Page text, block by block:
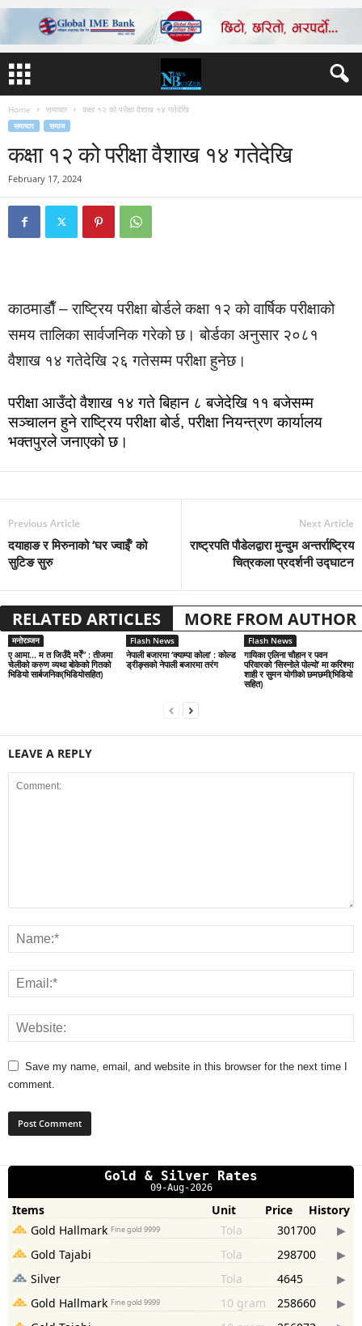
Home समाचार कक्षा १२ को परीक्षा वैशाख १४ गतेदेखि
समाचार समाज
कक्षा १२ को परीक्षा वैशाख १४ गतेदेखि
February 17, 2024
काठमाडाैँ – राष्ट्रिय परीक्षा बोर्डले कक्षा १२ को वार्षिक परीक्षाको
समय तालिका सार्वजनिक गरेको छ। बोर्डका अनुसार २०८१
वैशाख १४ गतेदेखि २६ गतेसम्म परीक्षा हुनेछ।
परीक्षा आउँदो वैशाख १४ गते बिहान ८ बजेदेखि ११ बजेसम्म
सञ्चालन हुने राष्ट्रिय परीक्षा बोर्ड, परीक्षा नियन्त्रण कार्यालय
भक्तपुरले जनाएको छ।
Previous Article
दयाहाङ र मिरुनाको ‘घर ज्वाइँ’ को
सुटिङ सुरु
Next Article
राष्ट्रपति पौडेलद्वारा मुन्दुम अन्तर्राष्ट्रिय
चित्रकला प्रदर्शनी उद्घाटन
RELATED ARTICLES MORE FROM AUTHOR
मनोरञ्जन
ए आमा… म त जिउँदै मरेँ” : तीजमा
चेलीको करुण व्यथा बोकेको गितको
भिडियो सार्बजनिक(भिडियोसहित)
Flash News
नेपाली बजारमा ‘क्याम्पा कोला’ : कोल्ड
ड्रीङ्सको नेपाली बजारमा तरंग
Flash News
गायिका एलिना चौहान र पवन
परिवारको ‘सिस्नोले पोल्यो’ मा करिश्मा
शाही र सुमन योगीको छमछमी(भिडियो
सहित)
LEAVE A REPLY
Save my name, email, and website in this browser for the next time I
comment.